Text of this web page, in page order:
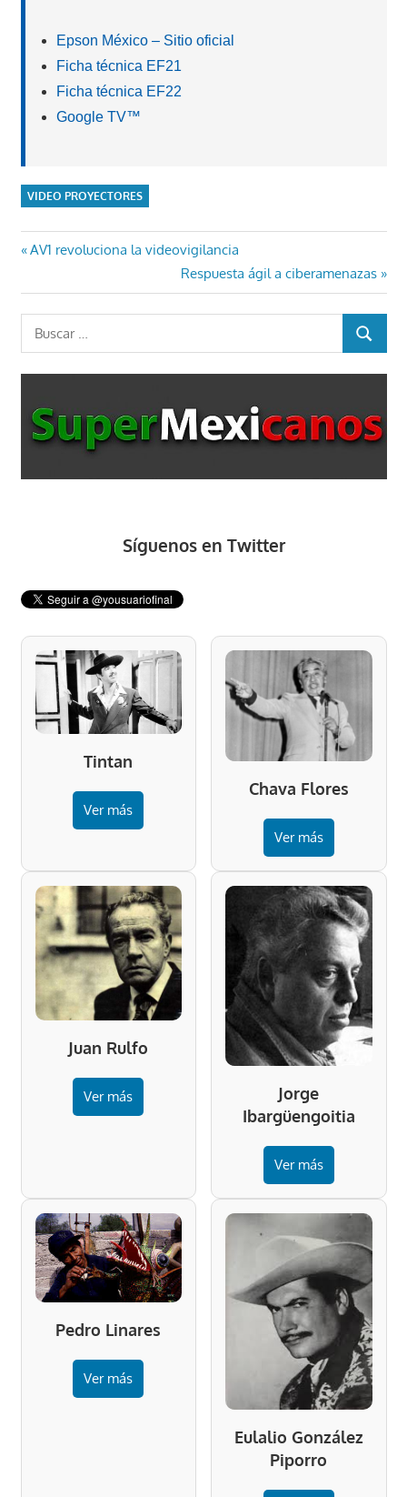
Epson México – Sitio oficial
Ficha técnica EF21
Ficha técnica EF22
Google TV™
VIDEO PROYECTORES
Navegación
de
entradas
Entrada
AV1 revoluciona la videovigilancia
Entrada
siguiente:
Respuesta ágil a ciberamenazas
Buscar:
BUSCAR
Síguenos en Twitter
Tintan
Ver más
Chava Flores
Ver más
Juan Rulfo
Ver más
Jorge
Ibargüengoitia
Ver más
Pedro Linares
Ver más
Eulalio González
Piporro